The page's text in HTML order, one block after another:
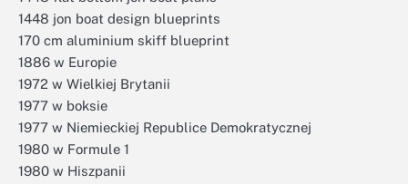
1448 jon boat design blueprints
170 cm aluminium skiff blueprint
1886 w Europie
1972 w Wielkiej Brytanii
1977 w boksie
1977 w Niemieckiej Republice Demokratycznej
1980 w Formule 1
1980 w Hiszpanii